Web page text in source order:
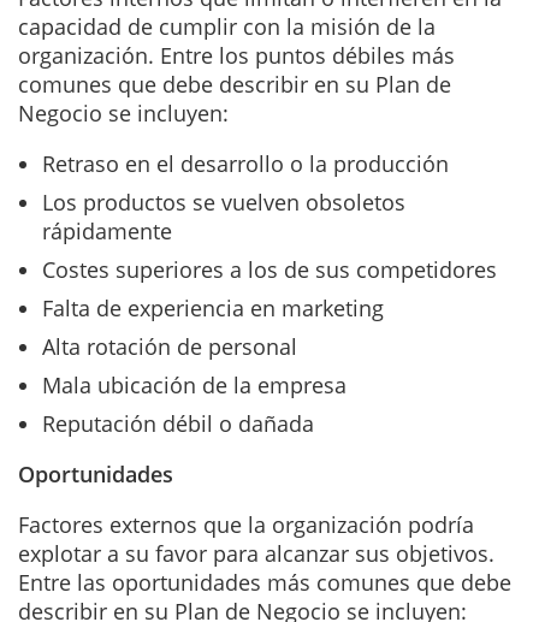
capacidad de cumplir con la misión de la
organización. Entre los puntos débiles más
comunes que debe describir en su Plan de
Negocio se incluyen:
Retraso en el desarrollo o la producción
Los productos se vuelven obsoletos
rápidamente
Costes superiores a los de sus competidores
Falta de experiencia en marketing
Alta rotación de personal
Mala ubicación de la empresa
Reputación débil o dañada
Oportunidades
Factores externos que la organización podría
explotar a su favor para alcanzar sus objetivos.
Entre las oportunidades más comunes que debe
describir en su Plan de Negocio se incluyen: